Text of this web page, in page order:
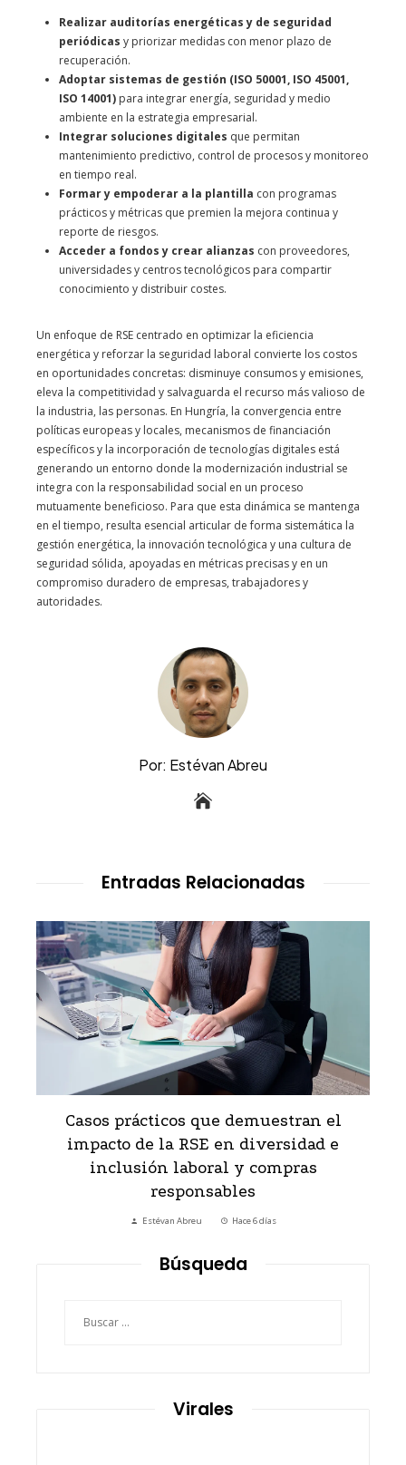
Realizar auditorías energéticas y de seguridad
periódicas y priorizar medidas con menor plazo de
recuperación.
Adoptar sistemas de gestión (ISO 50001, ISO 45001,
ISO 14001) para integrar energía, seguridad y medio
ambiente en la estrategia empresarial.
Integrar soluciones digitales que permitan
mantenimiento predictivo, control de procesos y monitoreo
en tiempo real.
Formar y empoderar a la plantilla con programas
prácticos y métricas que premien la mejora continua y
reporte de riesgos.
Acceder a fondos y crear alianzas con proveedores,
universidades y centros tecnológicos para compartir
conocimiento y distribuir costes.
Un enfoque de RSE centrado en optimizar la eficiencia
energética y reforzar la seguridad laboral convierte los costos
en oportunidades concretas: disminuye consumos y emisiones,
eleva la competitividad y salvaguarda el recurso más valioso de
la industria, las personas. En Hungría, la convergencia entre
políticas europeas y locales, mecanismos de financiación
específicos y la incorporación de tecnologías digitales está
generando un entorno donde la modernización industrial se
integra con la responsabilidad social en un proceso
mutuamente beneficioso. Para que esta dinámica se mantenga
en el tiempo, resulta esencial articular de forma sistemática la
gestión energética, la innovación tecnológica y una cultura de
seguridad sólida, apoyadas en métricas precisas y en un
compromiso duradero de empresas, trabajadores y
autoridades.
Por: Estévan Abreu
Entradas Relacionadas
Casos prácticos que demuestran el
impacto de la RSE en diversidad e
inclusión laboral y compras
responsables
Estévan Abreu Hace 6 días
Búsqueda
Virales